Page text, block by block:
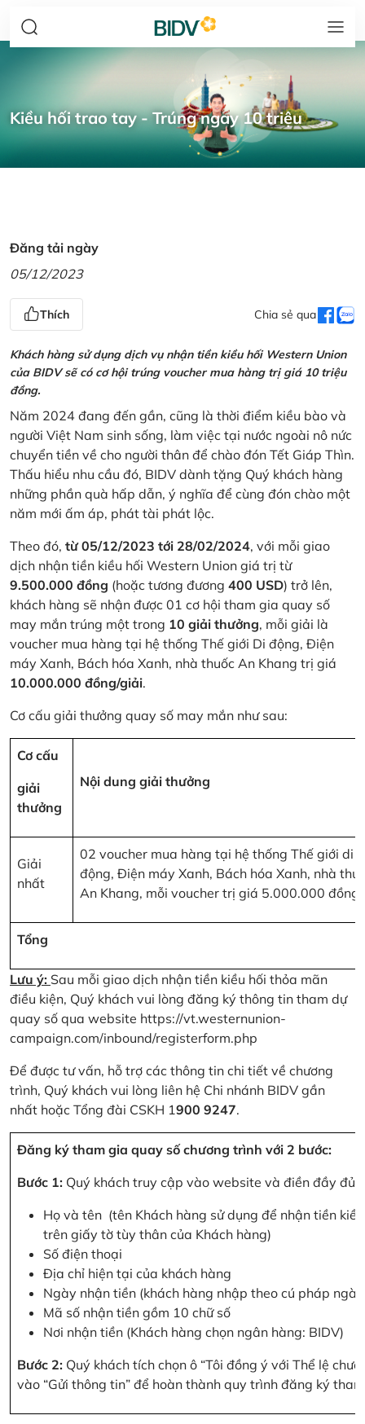
Kiều hối trao tay - Trúng ngay 10 triệu
Đăng tải ngày
05/12/2023
Thích Chia sẻ qua
Khách hàng sử dụng dịch vụ nhận tiền kiều hối Western Union
của BIDV sẽ có cơ hội trúng voucher mua hàng trị giá 10 triệu
đồng.
Năm 2024 đang đến gần, cũng là thời điểm kiều bào và
người Việt Nam sinh sống, làm việc tại nước ngoài nô nức
chuyển tiền về cho người thân để chào đón Tết Giáp Thìn.
Thấu hiểu nhu cầu đó, BIDV dành tặng Quý khách hàng
những phần quà hấp dẫn, ý nghĩa để cùng đón chào một
năm mới ấm áp, phát tài phát lộc.
Theo đó, từ 05/12/2023 tới 28/02/2024, với mỗi giao
dịch nhận tiền kiều hối Western Union giá trị từ
9.500.000 đồng (hoặc tương đương 400 USD) trở lên,
khách hàng sẽ nhận được 01 cơ hội tham gia quay số
may mắn trúng một trong 10 giải thưởng, mỗi giải là
voucher mua hàng tại hệ thống Thế giới Di động, Điện
máy Xanh, Bách hóa Xanh, nhà thuốc An Khang trị giá
10.000.000 đồng/giải.
Cơ cấu giải thưởng quay số may mắn như sau:
Cơ cấu
giải
thưởng
Nội dung giải thưởng
Giải
nhất
02 voucher mua hàng tại hệ thống Thế giới di
động, Điện máy Xanh, Bách hóa Xanh, nhà
An Khang, mỗi voucher trị giá 5.000.000 đồng
Tổng
Lưu ý: Sau mỗi giao dịch nhận tiền kiều hối thỏa mãn
điều kiện, Quý khách vui lòng đăng ký thông tin tham dự
quay số qua website https://vt.westernunion-
campaign.com/inbound/registerform.php
Để được tư vấn, hỗ trợ các thông tin chi tiết về chương
trình, Quý khách vui lòng liên hệ Chi nhánh BIDV gần
nhất hoặc Tổng đài CSKH 1900 9247.
Đăng ký tham gia quay số chương trình với 2 bước:
Bước 1: Quý khách truy cập vào website và điền đầy đủ
Họ và tên (tên Khách hàng sử dụng để nhận tiền
trên giấy tờ tùy thân của Khách hàng)
Số điện thoại
Địa chỉ hiện tại của khách hàng
Ngày nhận tiền (khách hàng nhập theo cú pháp
Mã số nhận tiền gồm 10 chữ số
Nơi nhận tiền (Khách hàng chọn ngân hàng: BIDV)
Bước 2: Quý khách tích chọn ô “Tôi đồng ý với Thể lệ
vào “Gửi thông tin” để hoàn thành quy trình đăng ký